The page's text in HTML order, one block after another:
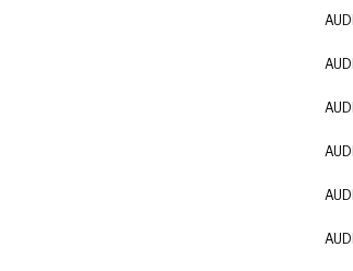
AUDI
AUDI
AUDI
AUDI
AUDI
AUDI